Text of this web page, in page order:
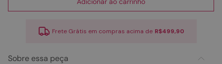
Frete Grátis em compras acima de R$499,90
Sobre essa peça